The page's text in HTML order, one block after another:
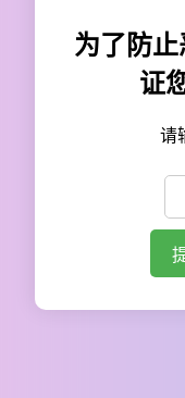
为了防
证
请